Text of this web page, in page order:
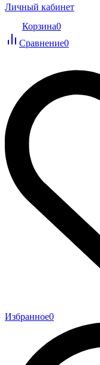
Личный кабинет
Корзина0
Сравнение0
Избранное0